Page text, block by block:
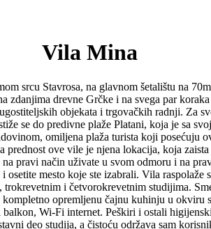
Vila Mina
srcu Stavrosa, na glavnom šetalištu na
zdanjima drevne Grčke i na svega par
objekata i trgovačkih radnji. Za
se do predivne plaže Platani, koja je sa
omiljena plaža turista koji posećuju
prednost ove vile je njena lokacija, koja zaista
na pravi način uživate u svom odmoru i na
osetite mesto koje ste izabrali. Vila raspolaže
trokrevetnim i četvorokrevetnim studijima.
opremljenu čajnu kuhinju u okviru
Wi-Fi internet. Peškiri i ostali
deo studija, a čistoću održava sam